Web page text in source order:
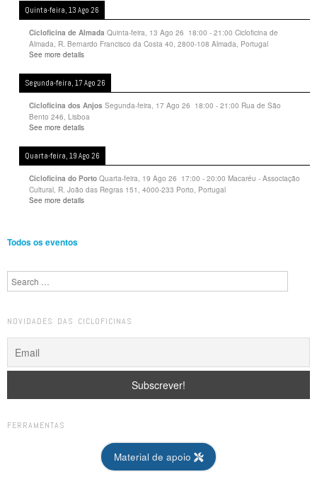
Quinta-feira, 13 Ago 26
Cicloficina de Almada Quinta-feira, 13 Ago 26 18:00 - 21:00 Cicloficina de
Almada, R. Bernardo Francisco da Costa 40, 2800-108 Almada, Portugal
See more details
Segunda-feira, 17 Ago 26
Cicloficina dos Anjos Segunda-feira, 17 Ago 26 18:00 - 21:00 Rua de São
Bento 246, Lisboa
See more details
Quarta-feira, 19 Ago 26
Cicloficina do Porto Quarta-feira, 19 Ago 26 17:00 - 20:00 Macaréu - Associação
Cultural, R. João das Regras 151, 4000-233 Porto, Portugal
See more details
Todos os eventos
Search
NOVIDADES DAS CICLOFICINAS
FERRAMENTAS
Material de apoio